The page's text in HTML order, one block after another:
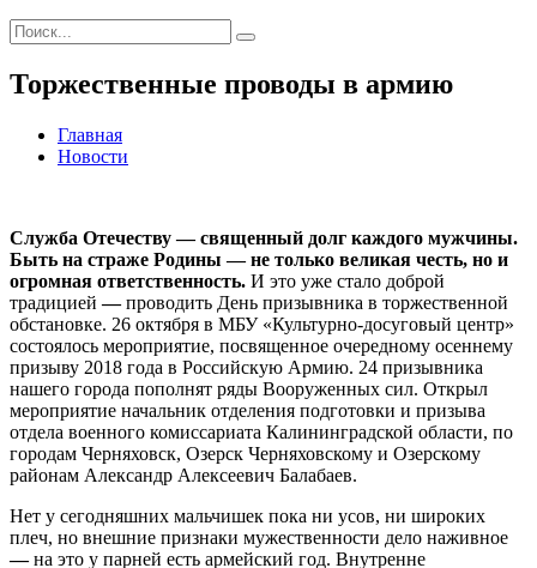
Торжественные проводы в армию
Главная
Новости
Служба Отечеству — священный долг каждого мужчины.
Быть на страже Родины — не только великая честь, но и
огромная ответственность. И это уже стало доброй
традицией—проводить День призывника в торжественной
обстановке. 26 октября в МБУ «Культурно-досуговый центр»
состоялось мероприятие, посвященное очередному осеннему
призыву 2018 года в Российскую Армию. 24 призывника
нашего города пополнят ряды Вооруженных сил. Открыл
мероприятие начальник отделения подготовки и призыва
отдела военного комиссариата Калининградской области, по
городам Черняховск, Озерск Черняховскому и Озерскому
районам Александр Алексеевич Балабаев.
Нет у сегодняшних мальчишек пока ни усов, ни широких
плеч, но внешние признаки мужественности дело наживное
—на это у парней есть армейский год. Внутренне